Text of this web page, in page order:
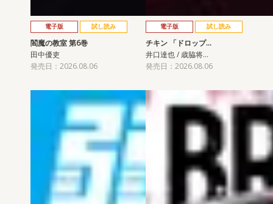
電子版 試し読み
閻魔の教室 第6巻
田中優吏
発売日：2026.08.06
電子版 試し読み
チキン 「ドロップ…
井口達也 / 歳脇将…
発売日：2026.08.06